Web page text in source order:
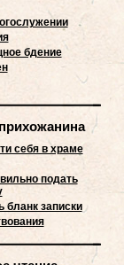
бдение
себя в храме
подать
бланк записки